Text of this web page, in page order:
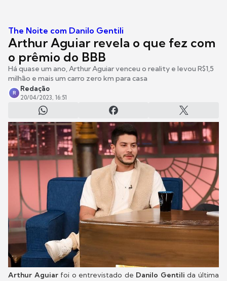
The Noite com Danilo Gentili
Arthur Aguiar revela o que fez com
o prêmio do BBB
Há quase um ano, Arthur Aguiar venceu o reality e levou R$1,5
milhão e mais um carro zero km para casa
R
Redação
20/04/2023, 16:51
Arthur Aguiar foi o entrevistado de Danilo Gentilida última